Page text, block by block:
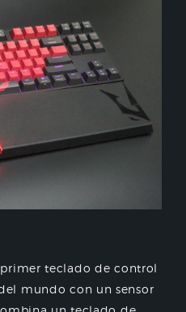
teclado de control
mundo con un sensor